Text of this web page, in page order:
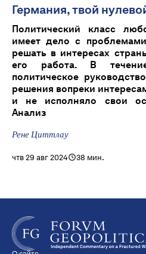
Германия, твой
Политический класс
имеет дело с
решать в интересах
его работа. В
политическое
решения вопреки
и не исполняло свои
Анализ
Рене Циттлау
чтв 29 авг 2024 38 мин.